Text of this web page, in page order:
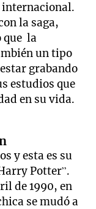
la saga,
que la
un tipo
grabando
estudios que
en su vida.
y esta es su
Potter”.
de 1990, en
se mudó a